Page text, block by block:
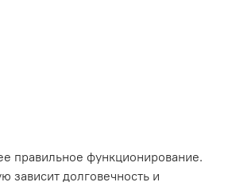
правильное функционирование.
зависит долговечность и